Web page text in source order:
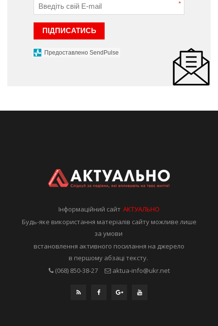
*
ПІДПИСАТИСЬ
Предоставлено SendPulse
Інформаційний сайтАКТУАЛЬНО
Будь-яке використання матеріалів сайту можливе лише
за умови
встановлення активного посилання на джерело
в першому абзаці тексту.
(068) 850-38-27
aktua-info@ukr.net